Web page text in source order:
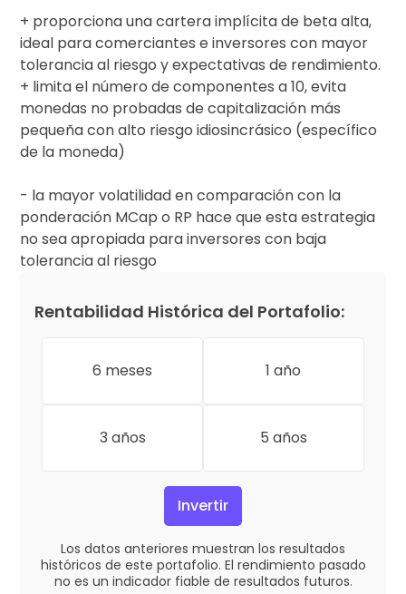
+ proporciona una cartera implícita de beta alta,
ideal para comerciantes e inversores con mayor
tolerancia al riesgo y expectativas de rendimiento.
+ limita el número de componentes a 10, evita
monedas no probadas de capitalización más
pequeña con alto riesgo idiosincrásico (específico
de la moneda)
- la mayor volatilidad en comparación con la
ponderación MCap o RP hace que esta estrategia
no sea apropiada para inversores con baja
tolerancia al riesgo
Rentabilidad Histórica del Portafolio:
6 meses 1 año
3 años 5 años
Invertir
Los datos anteriores muestran los resultados
históricos de este portafolio. El rendimiento pasado
no es un indicador fiable de resultados futuros.